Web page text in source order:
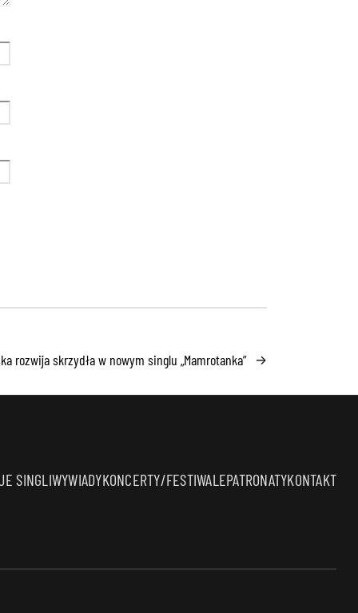
rozwija skrzydła w nowym singlu „Mamrotanka” →
SINGLIWYWIADYKONCERTY/FESTIWALEPATRONATYKONTAKT